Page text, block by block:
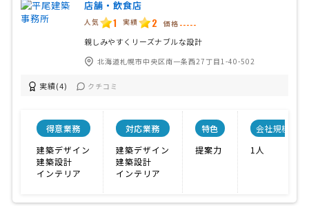
店舗・飲食店
人気 1 実績 2 価格 -----
親しみやすくリーズナブルな設計
北海道札幌市中央区南一条西27丁目1-40-502
実績(4) クチコミ
得意業務
建築デザイン
建築設計
インテリア
対応業務
建築デザイン
建築設計
インテリア
特色
提案力
会社規模
1人